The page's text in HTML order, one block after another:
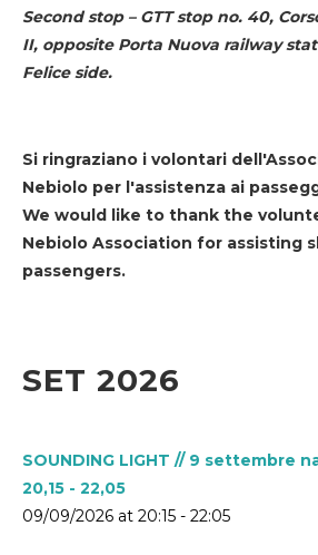
Second stop – GTT stop no. 40,
II, opposite Porta Nuova railway
Felice side.
Si ringraziano i volontari
Nebiolo per l'assistenza ai
We would like to thank the
Nebiolo Association for assisting
passengers.
SET 2026
SOUNDING LIGHT // 9 settembre
20,15 - 22,05
09/09/2026 at 20:15 - 22:05